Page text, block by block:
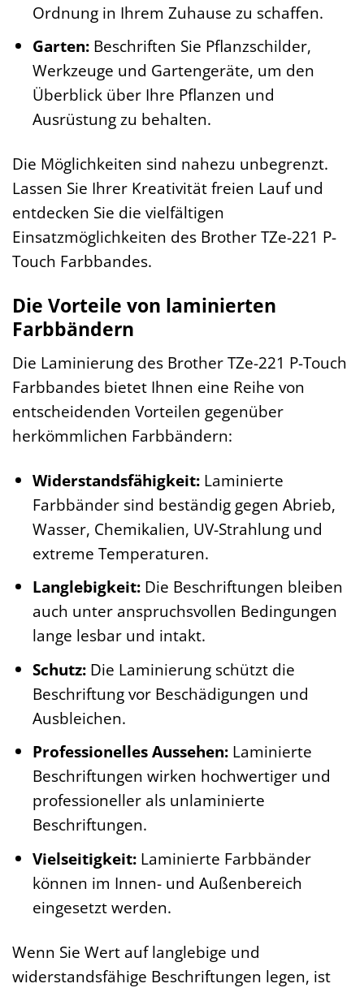
Ordnung in Ihrem Zuhause zu schaffen.
Garten:Beschriften Sie Pflanzschilder,
Werkzeuge und Gartengeräte, um den
Überblick über Ihre Pflanzen und
Ausrüstung zu behalten.
Die Möglichkeiten sind nahezu unbegrenzt.
Lassen Sie Ihrer Kreativität freien Lauf und
entdecken Sie die vielfältigen
Einsatzmöglichkeiten des Brother TZe-221 P-
Touch Farbbandes.
Die Vorteile von laminierten
Farbbändern
Die Laminierung des Brother TZe-221 P-Touch
Farbbandes bietet Ihnen eine Reihe von
entscheidenden Vorteilen gegenüber
herkömmlichen Farbbändern:
Widerstandsfähigkeit:Laminierte
Farbbänder sind beständig gegen Abrieb,
Wasser, Chemikalien, UV-Strahlung und
extreme Temperaturen.
Langlebigkeit:Die Beschriftungen bleiben
auch unter anspruchsvollen Bedingungen
lange lesbar und intakt.
Schutz:Die Laminierung schützt die
Beschriftung vor Beschädigungen und
Ausbleichen.
Professionelles Aussehen:Laminierte
Beschriftungen wirken hochwertiger und
professioneller als unlaminierte
Beschriftungen.
Vielseitigkeit:Laminierte Farbbänder
können im Innen- und Außenbereich
eingesetzt werden.
Wenn Sie Wert auf langlebige und
widerstandsfähige Beschriftungen legen, ist